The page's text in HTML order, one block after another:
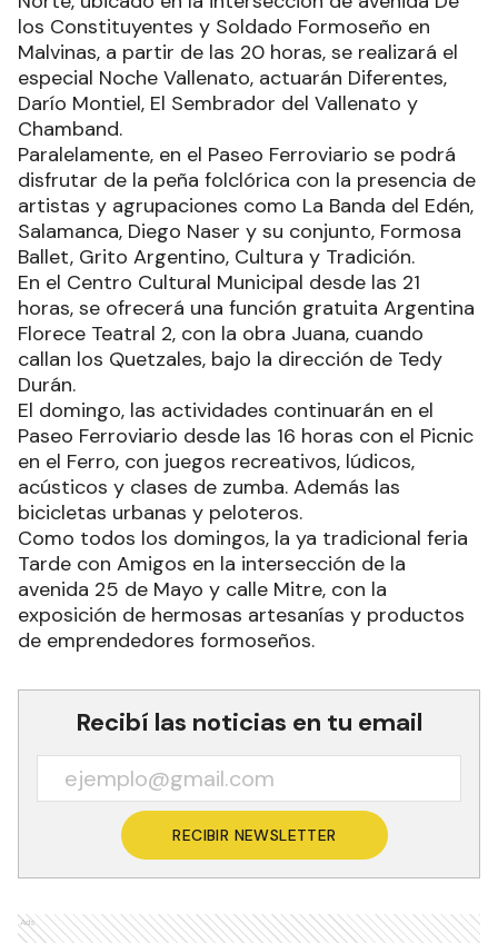
los Constituyentes y Soldado Formoseño en
Malvinas, a partir de las 20 horas, se realizará el
especial Noche Vallenato, actuarán Diferentes,
Darío Montiel, El Sembrador del Vallenato y
Chamband.
Paralelamente, en el Paseo Ferroviario se podrá
disfrutar de la peña folclórica con la presencia de
artistas y agrupaciones como La Banda del Edén,
Salamanca, Diego Naser y su conjunto, Formosa
Ballet, Grito Argentino, Cultura y Tradición.
En el Centro Cultural Municipal desde las 21
horas, se ofrecerá una función gratuita Argentina
Florece Teatral 2, con la obra Juana, cuando
callan los Quetzales, bajo la dirección de Tedy
Durán.
El domingo, las actividades continuarán en el
Paseo Ferroviario desde las 16 horas con el Picnic
en el Ferro, con juegos recreativos, lúdicos,
acústicos y clases de zumba. Además las
bicicletas urbanas y peloteros.
Como todos los domingos, la ya tradicional feria
Tarde con Amigos en la intersección de la
avenida 25 de Mayo y calle Mitre, con la
exposición de hermosas artesanías y productos
de emprendedores formoseños.
Recibí las noticias en tu email
RECIBIR NEWSLETTER
Ads